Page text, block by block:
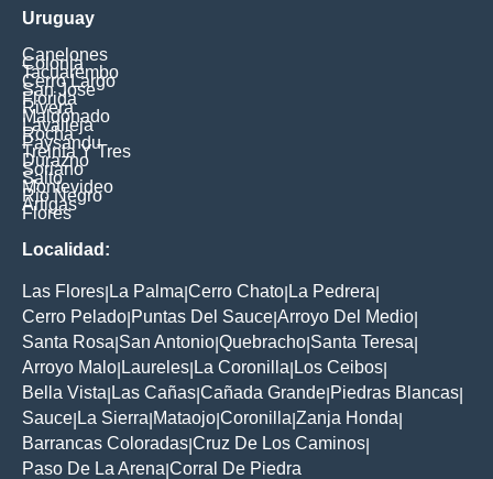
Uruguay
Canelones
Colonia
Tacuarembo
Cerro Largo
San Jose
Florida
Rivera
Maldonado
Lavalleja
Rocha
Paysandu
Treinta Y Tres
Durazno
Soriano
Salto
Montevideo
Rio Negro
Artigas
Flores
Localidad:
Las Flores La Palma Cerro Chato La Pedrera
Cerro Pelado Puntas Del Sauce Arroyo Del Medio
Santa Rosa San Antonio Quebracho Santa Teresa
Arroyo Malo Laureles La Coronilla Los Ceibos
Bella Vista Las Cañas Cañada Grande Piedras Blancas
Sauce La Sierra Mataojo Coronilla Zanja Honda
Barrancas Coloradas Cruz De Los Caminos
Paso De La Arena Corral De Piedra